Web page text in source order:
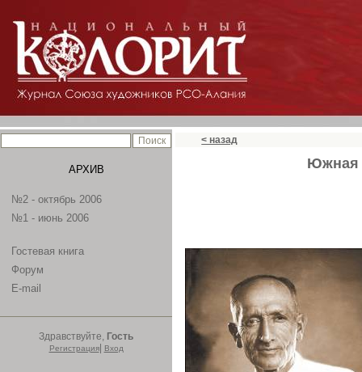
АРХИВ
№2 - октябрь 2006
№1 - июнь 2006
Гостевая книга
Форум
E-mail
Здравствуйте, Гость
Регистрация| Вход
< назад
Южная